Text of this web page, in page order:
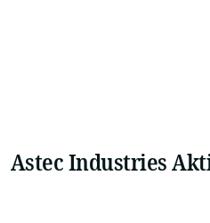
Astec Industries